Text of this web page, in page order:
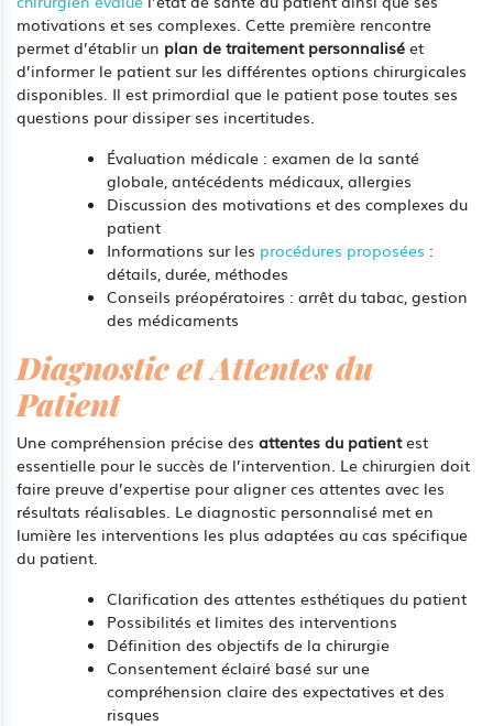
motivations et ses complexes. Cette première rencontre
permet d’établir un plan de traitement personnalisé et
d’informer le patient sur les différentes options chirurgicales
disponibles. Il est primordial que le patient pose toutes ses
questions pour dissiper ses incertitudes.
Évaluation médicale : examen de la santé
globale, antécédents médicaux, allergies
Discussion des motivations et des complexes du
patient
Informations sur les procédures proposées :
détails, durée, méthodes
Conseils préopératoires : arrêt du tabac, gestion
des médicaments
Diagnostic et Attentes du
Patient
Une compréhension précise des attentes du patientest
essentielle pour le succès de l’intervention. Le chirurgien doit
faire preuve d’expertise pour aligner ces attentes avec les
résultats réalisables. Le diagnostic personnalisé met en
lumière les interventions les plus adaptées au cas spécifique
du patient.
Clarification des attentes esthétiques du patient
Possibilités et limites des interventions
Définition des objectifs de la chirurgie
Consentement éclairé basé sur une
compréhension claire des expectatives et des
risques